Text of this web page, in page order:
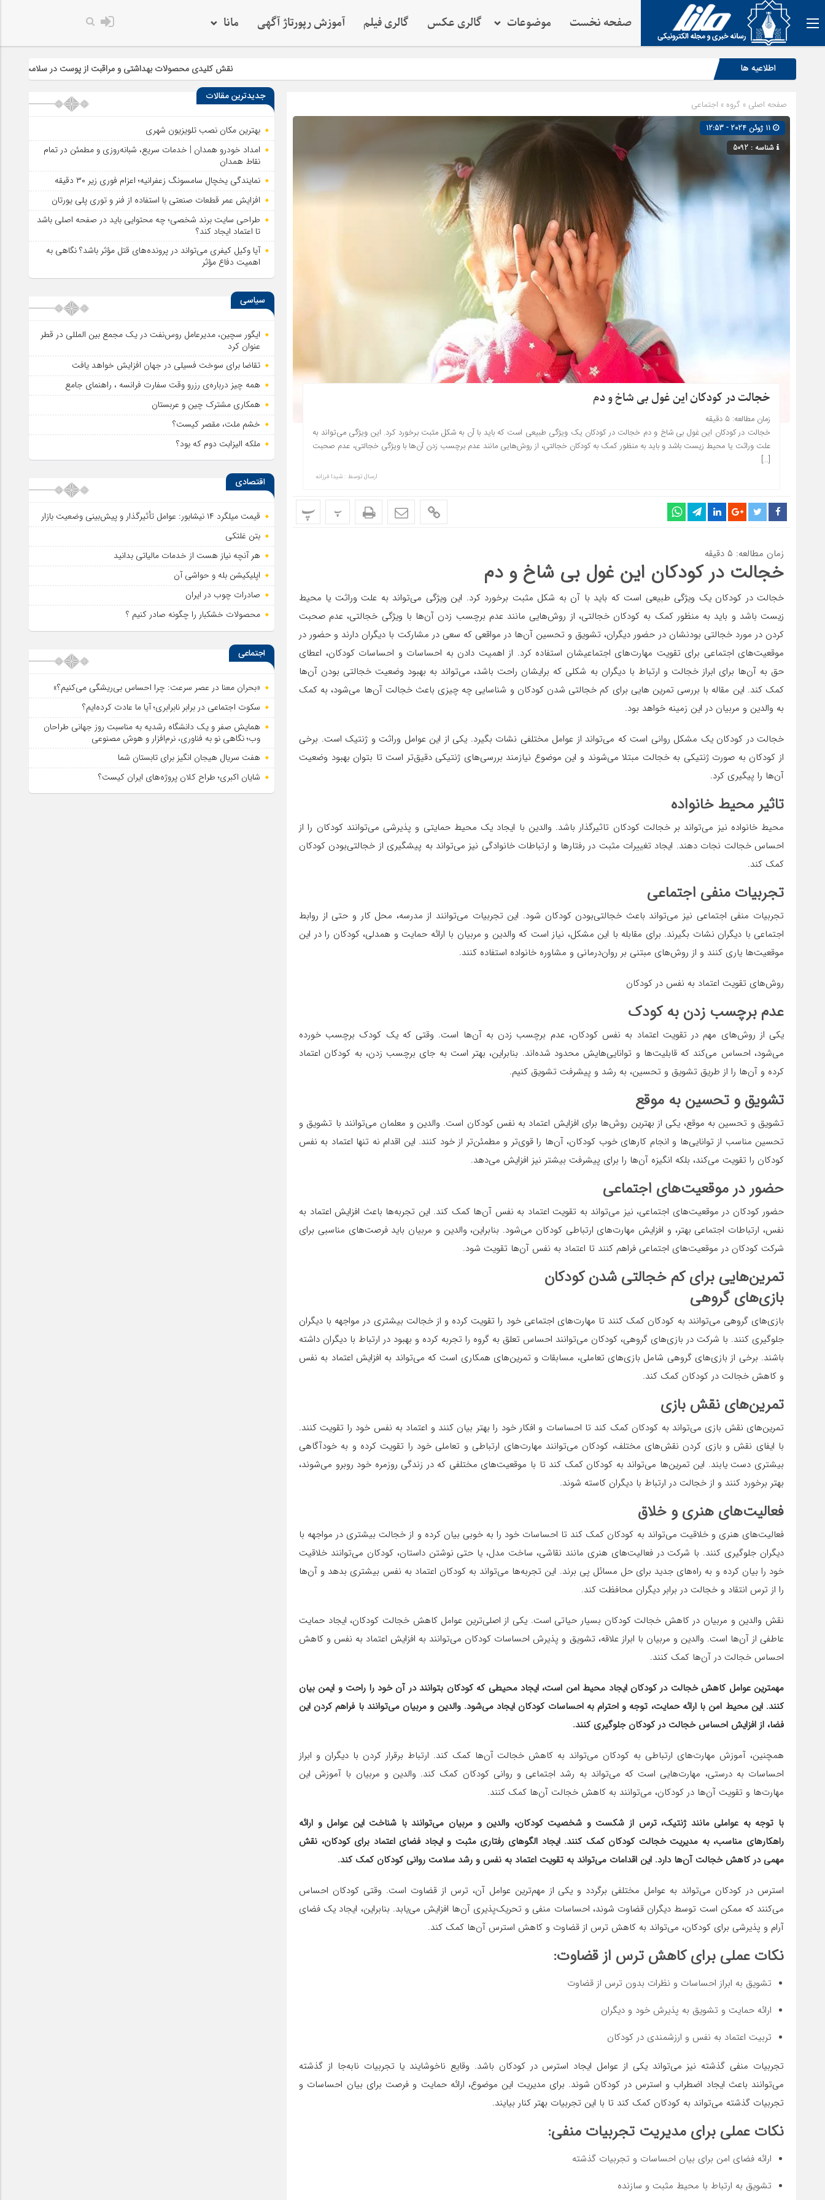
صفحه نخست موضوعات گالری عکس گالری فیلم آموزش رپورتاژ آگهی مانا
اطلاعیه ها نقش کلیدی محصولات بهداشتی و مراقبت از پوست در سلامت و زیبایی چرا خرید
صفحه اصلی » گروه » اجتماعی
شناسه : 5092
خجالت در کودکان این غول بی شاخ و دم
زمان مطالعه:۵ دقیقه
خجالت در کودکان این غول بی شاخ و دم خجالت در کودکان یک ویژگی طبیعی است که باید با آن به شکل مثبت برخورد کرد. این ویژگی می‌تواند به
علت وراثت یا محیط زیست باشد و باید به منظور کمک به کودکان خجالتی، از روش‌هایی مانند عدم برچسب زدن آن‌ها با ویژگی خجالتی، عدم صحبت
[…]
ارسال توسط : شیدا فرزانه
پ پ
زمان مطالعه: ۵ دقیقه
خجالت در کودکان این غول بی شاخ و دم
خجالت در کودکان یک ویژگی طبیعی است که باید با آن به شکل مثبت برخورد کرد. این ویژگی می‌تواند به علت وراثت یا محیط
زیست باشد و باید به منظور کمک به کودکان خجالتی، از روش‌هایی مانند عدم برچسب زدن آن‌ها با ویژگی خجالتی، عدم صحبت
کردن در مورد خجالتی بودنشان در حضور دیگران، تشویق و تحسین آن‌ها در مواقعی که سعی در مشارکت با دیگران دارند و حضور در
موقعیت‌های اجتماعی برای تقویت مهارت‌های اجتماعیشان استفاده کرد. از اهمیت دادن به احساسات و احساسات کودکان، اعطای
حق به آن‌ها برای ابراز خجالت و ارتباط با دیگران به شکلی که برایشان راحت باشد، می‌تواند به بهبود وضعیت خجالتی بودن آن‌ها
کمک کند. این مقاله با بررسی تمرین هایی برای کم خجالتی شدن کودکان و شناسایی چه چیزی باعث خجالت آن‌ها می‌شود، به کمک
به والدین و مربیان در این زمینه خواهد بود.
خجالت در کودکان یک مشکل روانی است که می‌تواند از عوامل مختلفی نشات بگیرد. یکی از این عوامل وراثت و ژنتیک است. برخی
از کودکان به صورت ژنتیکی به خجالت مبتلا می‌شوند و این موضوع نیازمند بررسی‌های ژنتیکی دقیق‌تر است تا بتوان بهبود وضعیت
آن‌ها را پیگیری کرد.
تاثیر محیط خانواده
محیط خانواده نیز می‌تواند بر خجالت کودکان تاثیرگذار باشد. والدین با ایجاد یک محیط حمایتی و پذیرشی می‌توانند کودکان را از
احساس خجالت نجات دهند. ایجاد تغییرات مثبت در رفتارها و ارتباطات خانوادگی نیز می‌تواند به پیشگیری از خجالتی‌بودن کودکان
کمک کند.
تجربیات منفی اجتماعی
تجربیات منفی اجتماعی نیز می‌تواند باعث خجالتی‌بودن کودکان شود. این تجربیات می‌توانند از مدرسه، محل کار و حتی از روابط
اجتماعی با دیگران نشات بگیرند. برای مقابله با این مشکل، نیاز است که والدین و مربیان با ارائه حمایت و همدلی، کودکان را در این
موقعیت‌ها یاری کنند و از روش‌های مبتنی بر روان‌درمانی و مشاوره خانواده استفاده کنند.
روش‌های تقویت اعتماد به نفس در کودکان
عدم برچسب زدن به کودک
یکی از روش‌های مهم در تقویت اعتماد به نفس کودکان، عدم برچسب زدن به آن‌ها است. وقتی که یک کودک برچسب خورده
می‌شود، احساس می‌کند که قابلیت‌ها و توانایی‌هایش محدود شده‌اند. بنابراین، بهتر است به جای برچسب زدن، به کودکان اعتماد
کرده و آن‌ها را از طریق تشویق و تحسین، به رشد و پیشرفت تشویق کنیم.
تشویق و تحسین به موقع
تشویق و تحسین به موقع، یکی از بهترین روش‌ها برای افزایش اعتماد به نفس کودکان است. والدین و معلمان می‌توانند با تشویق و
تحسین مناسب از توانایی‌ها و انجام کارهای خوب کودکان، آن‌ها را قوی‌تر و مطمئن‌تر از خود کنند. این اقدام نه تنها اعتماد به نفس
کودکان را تقویت می‌کند، بلکه انگیزه آن‌ها را برای پیشرفت بیشتر نیز افزایش می‌دهد.
حضور در موقعیت‌های اجتماعی
حضور کودکان در موقعیت‌های اجتماعی، نیز می‌تواند به تقویت اعتماد به نفس آن‌ها کمک کند. این تجربه‌ها باعث افزایش اعتماد به
نفس، ارتباطات اجتماعی بهتر، و افزایش مهارت‌های ارتباطی کودکان می‌شود. بنابراین، والدین و مربیان باید فرصت‌های مناسبی برای
شرکت کودکان در موقعیت‌های اجتماعی فراهم کنند تا اعتماد به نفس آن‌ها تقویت شود.
تمرین‌هایی برای کم خجالتی شدن کودکان
بازی‌های گروهی
بازی‌های گروهی می‌توانند به کودکان کمک کنند تا مهارت‌های اجتماعی خود را تقویت کرده و از خجالت بیشتری در مواجهه با دیگران
جلوگیری کنند. با شرکت در بازی‌های گروهی، کودکان می‌توانند احساس تعلق به گروه را تجربه کرده و بهبود در ارتباط با دیگران داشته
باشند. برخی از بازی‌های گروهی شامل بازی‌های تعاملی، مسابقات و تمرین‌های همکاری است که می‌تواند به افزایش اعتماد به نفس
و کاهش خجالت در کودکان کمک کند.
تمرین‌های نقش بازی
تمرین‌های نقش بازی می‌تواند به کودکان کمک کند تا احساسات و افکار خود را بهتر بیان کنند و اعتماد به نفس خود را تقویت کنند.
با ایفای نقش و بازی کردن نقش‌های مختلف، کودکان می‌توانند مهارت‌های ارتباطی و تعاملی خود را تقویت کرده و به خودآگاهی
بیشتری دست یابند. این تمرین‌ها می‌تواند به کودکان کمک کند تا با موقعیت‌های مختلفی که در زندگی روزمره خود روبرو می‌شوند،
بهتر برخورد کنند و از خجالت در ارتباط با دیگران کاسته شوند.
فعالیت‌های هنری و خلاق
فعالیت‌های هنری و خلاقیت می‌تواند به کودکان کمک کند تا احساسات خود را به خوبی بیان کرده و از خجالت بیشتری در مواجهه با
دیگران جلوگیری کنند. با شرکت در فعالیت‌های هنری مانند نقاشی، ساخت مدل، یا حتی نوشتن داستان، کودکان می‌توانند خلاقیت
خود را بیان کرده و به راه‌های جدید برای حل مسائل پی برند. این تجربه‌ها می‌تواند به کودکان اعتماد به نفس بیشتری بدهد و آن‌ها
را از ترس انتقاد و خجالت در برابر دیگران محافظت کند.
نقش والدین و مربیان در کاهش خجالت کودکان بسیار حیاتی است. یکی از اصلی‌ترین عوامل کاهش خجالت کودکان، ایجاد حمایت
عاطفی از آن‌ها است. والدین و مربیان با ابراز علاقه، تشویق و پذیرش احساسات کودکان می‌توانند به افزایش اعتماد به نفس و کاهش
احساس خجالت در آن‌ها کمک کنند.
مهمترین عوامل کاهش خجالت در کودکان ایجاد محیط امن است، ایجاد محیطی که کودکان بتوانند در آن خود را راحت و ایمن بیان
کنند. این محیط امن با ارائه حمایت، توجه و احترام به احساسات کودکان ایجاد می‌شود. والدین و مربیان می‌توانند با فراهم کردن این
فضا، از افزایش احساس خجالت در کودکان جلوگیری کنند.
همچنین، آموزش مهارت‌های ارتباطی به کودکان می‌تواند به کاهش خجالت آن‌ها کمک کند. ارتباط برقرار کردن با دیگران و ابراز
احساسات به درستی، مهارت‌هایی است که می‌تواند به رشد اجتماعی و روانی کودکان کمک کند. والدین و مربیان با آموزش این
مهارت‌ها و تقویت آن‌ها در کودکان، می‌توانند به کاهش خجالت آن‌ها کمک کنند.
با توجه به عواملی مانند ژنتیک، ترس از شکست و شخصیت کودکان، والدین و مربیان می‌توانند با شناخت این عوامل و ارائه
راهکارهای مناسب، به مدیریت خجالت کودکان کمک کنند. ایجاد الگوهای رفتاری مثبت و ایجاد فضای اعتماد برای کودکان، نقش
مهمی در کاهش خجالت آن‌ها دارد. این اقدامات می‌تواند به تقویت اعتماد به نفس و رشد سلامت روانی کودکان کمک کند.
استرس در کودکان می‌تواند به عوامل مختلفی برگردد و یکی از مهم‌ترین عوامل آن، ترس از قضاوت است. وقتی کودکان احساس
می‌کنند که ممکن است توسط دیگران قضاوت شوند، احساسات منفی و تحریک‌پذیری آن‌ها افزایش می‌یابد. بنابراین، ایجاد یک فضای
آرام و پذیرشی برای کودکان، می‌تواند به کاهش ترس از قضاوت و کاهش استرس آن‌ها کمک کند.
نکات عملی برای کاهش ترس از قضاوت:
تشویق به ابراز احساسات و نظرات بدون ترس از قضاوت
ارائه حمایت و تشویق به پذیرش خود و دیگران
تربیت اعتماد به نفس و ارزشمندی در کودکان
تجربیات منفی گذشته نیز می‌تواند یکی از عوامل ایجاد استرس در کودکان باشد. وقایع ناخوشایند یا تجربیات نابه‌جا از گذشته
می‌توانند باعث ایجاد اضطراب و استرس در کودکان شوند. برای مدیریت این موضوع، ارائه حمایت و فرصت برای بیان احساسات و
تجربیات گذشته می‌تواند به کودکان کمک کند تا با این تجربیات بهتر کنار بیایند.
نکات عملی برای مدیریت تجربیات منفی:
ارائه فضای امن برای بیان احساسات و تجربیات گذشته
تشویق به ارتباط با محیط مثبت و سازنده
جدیدترین مقالات
بهترین مکان نصب تلویزیون شهری
امداد خودرو همدان | خدمات سریع، شبانه‌روزی و مطمئن در تمام
نقاط همدان
نمایندگی یخچال سامسونگ زعفرانیه؛ اعزام فوری زیر ۳۰ دقیقه
افزایش عمر قطعات صنعتی با استفاده از فنر و توری پلی یورتان
طراحی سایت برند شخصی؛ چه محتوایی باید در صفحه اصلی باشد
تا اعتماد ایجاد کند؟
آیا وکیل کیفری می‌تواند در پرونده‌های قتل مؤثر باشد؟ نگاهی به
اهمیت دفاع مؤثر
سیاسی
ایگور سچین، مدیرعامل روس‌نفت در یک مجمع بین المللی در قطر
عنوان کرد
تقاضا برای سوخت فسیلی در جهان افزایش خواهد یافت
همه چیز درباره‌ی رزرو وقت سفارت فرانسه ، راهنمای جامع
همکاری مشترک چین و عربستان
خشم ملت، مقصر کیست؟
ملکه الیزابت دوم که بود؟
اقتصادی
قیمت میلگرد ۱۴ نیشابور: عوامل تأثیرگذار و پیش‌بینی وضعیت بازار
بتن غلتکی
هر آنچه نیاز هست از خدمات مالیاتی بدانید
اپلیکیشن بله و حواشی آن
صادرات چوب در ایران
محصولات خشکبار را چگونه صادر کنیم ؟
اجتماعی
«بحران معنا در عصر سرعت: چرا احساس بی‌ریشگی می‌کنیم؟»
سکوت اجتماعی در برابر نابرابری؛ آیا ما عادت کرده‌ایم؟
همایش صفر و یک دانشگاه رشدیه به مناسبت روز جهانی طراحان
وب؛ نگاهی نو به فناوری، نرم‌افزار و هوش مصنوعی
هفت سریال هیجان انگیز برای تابستان شما
شایان اکبری؛ طراح کلان پروژه‌های ایران کیست؟